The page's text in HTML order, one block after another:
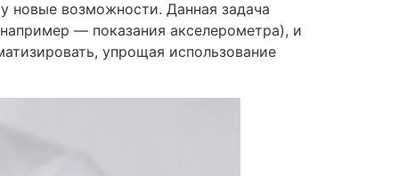
новые возможности. Данная задача
— показания акселерометра), и
упрощая использование